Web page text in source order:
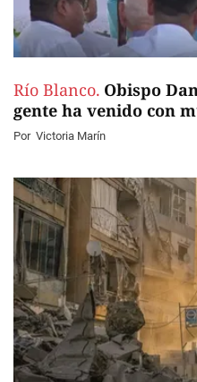
Río Blanco. Obispo
gente ha venido con
Por Victoria Marín